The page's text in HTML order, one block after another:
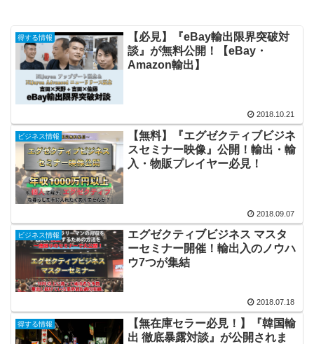
得する情報
【必見】『eBay輸出限界突破対
談』が無料公開！【eBay・
Amazon輸出】
2018.10.21
ビジネス情報
【無料】『エグゼクティブビジネ
スセミナー映像』公開！輸出・輸
入・物販プレイヤー必見！
2018.09.07
ビジネス情報
エグゼクティブビジネス マスタ
ーセミナー開催！輸出入のノウハ
ウ7つが集結
2018.07.18
得する情報
【無在庫セラー必見！】『韓国輸
出 徹底暴露対談』が公開されま